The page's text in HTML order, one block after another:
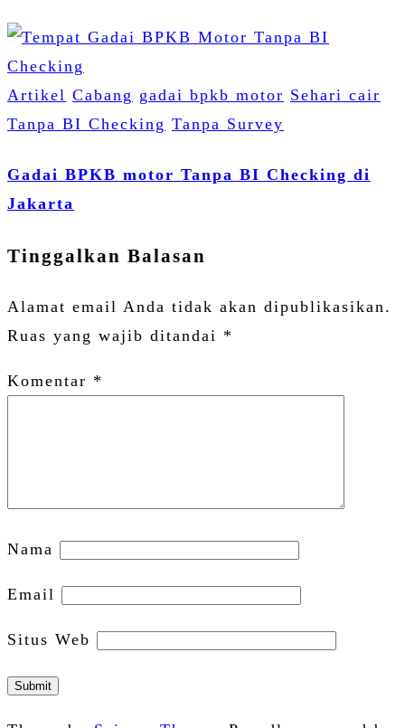
Artikel Cabang gadai bpkb motor Sehari cair
Tanpa BI Checking Tanpa Survey
Gadai BPKB motor Tanpa BI Checking di
Jakarta
Tinggalkan Balasan
Alamat email Anda tidak akan dipublikasikan.
Ruas yang wajib ditandai *
Komentar *
Nama
Email
Situs Web